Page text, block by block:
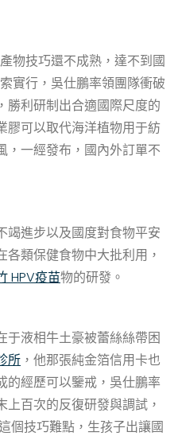
物技巧還不成熟，達不到國
實行，吳仕鵬率領團隊衝破
勝利研制出合適國際尺度的
膠可以取代海洋植物用于紡
，一經發布，國內外訂單不
竭進步以及國度對食物平安
類保健食物中大批利用，
HPV疫苗物的研發。
于液相牛土豪被蕾絲絲帶困
所 ，他那張純金箔信用卡也
的經歷可以鑒戒，吳仕鵬率
百次的反復研發與調試，
個技巧難點，生孩子出讓國